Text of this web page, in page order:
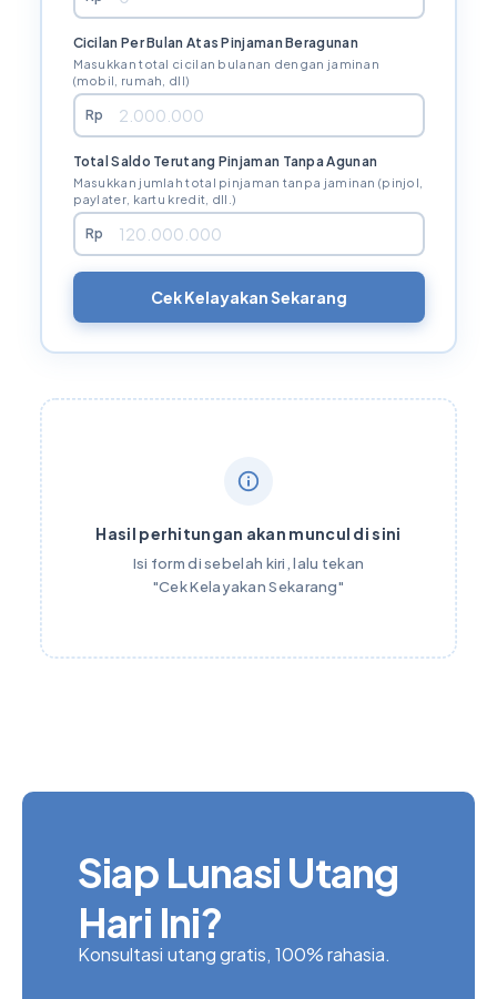
Cicilan Per Bulan Atas Pinjaman Beragunan
Masukkan total cicilan bulanan dengan jaminan
(mobil, rumah, dll)
Rp
Total Saldo Terutang Pinjaman Tanpa Agunan
Masukkan jumlah total pinjaman tanpa jaminan (pinjol,
paylater, kartu kredit, dll.)
Rp
Cek Kelayakan Sekarang
Hasil perhitungan akan muncul di sini
Isi form di sebelah kiri, lalu tekan
"Cek Kelayakan Sekarang"
Siap Lunasi Utang
Hari Ini?
Konsultasi utang gratis, 100% rahasia.